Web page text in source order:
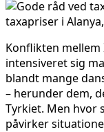
Konflikten
intensiveret sig
blandt mange
– herunder dem,
Tyrkiet. Men hvor
påvirker